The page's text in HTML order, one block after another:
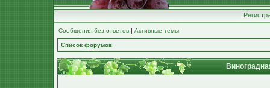
Сообщения без ответов | Активные темы
Список форумов